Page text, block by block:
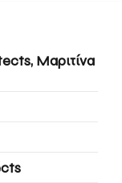
Μαριτίνα